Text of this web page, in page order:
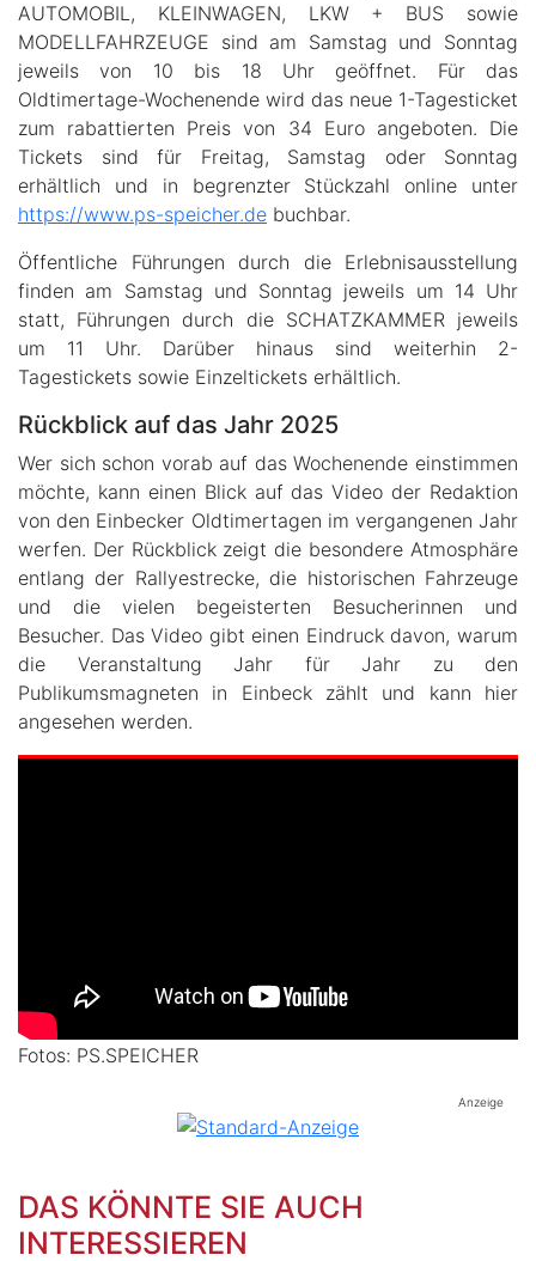
AUTOMOBIL, KLEINWAGEN, LKW + BUS sowie
MODELLFAHRZEUGE sind am Samstag und Sonntag
jeweils von 10 bis 18 Uhr geöffnet. Für das
Oldtimertage-Wochenende wird das neue 1-Tagesticket
zum rabattierten Preis von 34 Euro angeboten. Die
Tickets sind für Freitag, Samstag oder Sonntag
erhältlich und in begrenzter Stückzahl online unter
https://www.ps-speicher.de buchbar.
Öffentliche Führungen durch die Erlebnisausstellung
finden am Samstag und Sonntag jeweils um 14 Uhr
statt, Führungen durch die SCHATZKAMMER jeweils
um 11 Uhr. Darüber hinaus sind weiterhin 2-
Tagestickets sowie Einzeltickets erhältlich.
Rückblick auf das Jahr 2025
Wer sich schon vorab auf das Wochenende einstimmen
möchte, kann einen Blick auf das Video der Redaktion
von den Einbecker Oldtimertagen im vergangenen Jahr
werfen. Der Rückblick zeigt die besondere Atmosphäre
entlang der Rallyestrecke, die historischen Fahrzeuge
und die vielen begeisterten Besucherinnen und
Besucher. Das Video gibt einen Eindruck davon, warum
die Veranstaltung Jahr für Jahr zu den
Publikumsmagneten in Einbeck zählt und kann hier
angesehen werden.
Fotos: PS.SPEICHER
Anzeige
DAS KÖNNTE SIE AUCH
INTERESSIEREN